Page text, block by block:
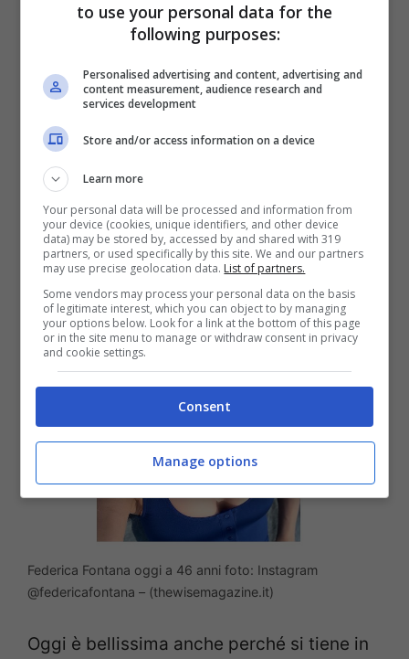
fatta via via più diradata sugli schermi
televisivi. Un vero peccato perché
Federica Fontana continua a essere una
donna bellissima, con lo stesso fisico da
urlo che abbiamo potuto ammirare anche
cosa che per le donne dello spettacolo,
all’inizio degli anni 2000, era proprio un
must.
Federica Fontana oggi a 46 anni foto: Instagram
@federicafontana – (thewisemagazine.it)
Oggi è bellissima anche perché si tiene in
to use your personal data for the
following purposes:
Personalised advertising and content, advertising and
content measurement, audience research and
services development
Store and/or access information on a device
Learn more
Your personal data will be processed and information from
your device (cookies, unique identifiers, and other device
data) may be stored by, accessed by and shared with 319
partners, or used specifically by this site. We and our partners
may use precise geolocation data. List of partners.
Some vendors may process your personal data on the basis
of legitimate interest, which you can object to by managing
your options below. Look for a link at the bottom of this page
or in the site menu to manage or withdraw consent in privacy
and cookie settings.
Consent
Manage options